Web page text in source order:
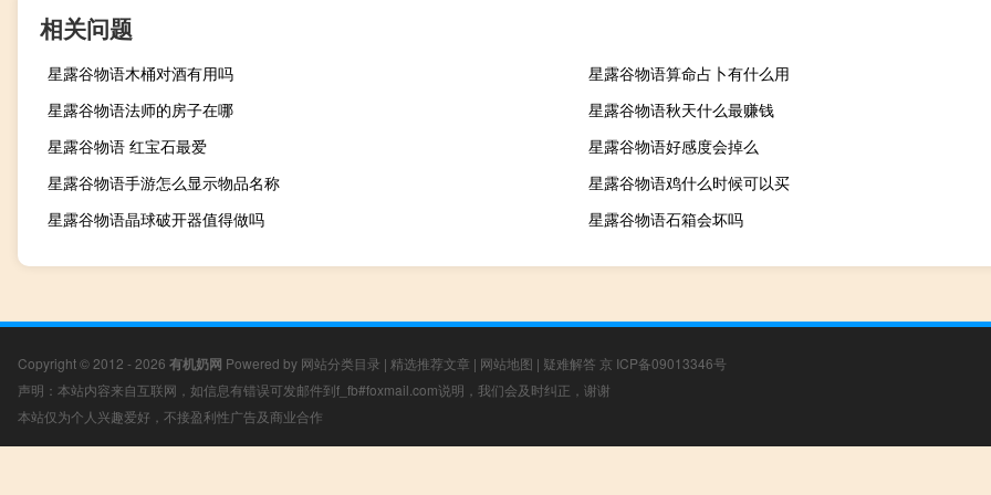
相关问题
星露谷物语木桶对酒有用吗
星露谷物语算命占卜有什么用
星露谷物语法师的房子在哪
星露谷物语秋天什么最赚钱
星露谷物语 红宝石最爱
星露谷物语好感度会掉么
星露谷物语手游怎么显示物品名称
星露谷物语鸡什么时候可以买
星露谷物语晶球破开器值得做吗
星露谷物语石箱会坏吗
Copyright © 2012 - 2026 有机奶网 Powered by 网站分类目录 | 精选推荐文章 | 网站地图 | 疑难解答 京 ICP备09013346号
声明：本站内容来自互联网，如信息有错误可发邮件到f_fb#foxmail.com说明，我们会及时纠正，谢谢
本站仅为个人兴趣爱好，不接盈利性广告及商业合作